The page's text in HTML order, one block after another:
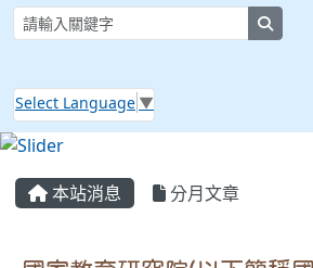
Select Language ▼
本站消息 分月文章